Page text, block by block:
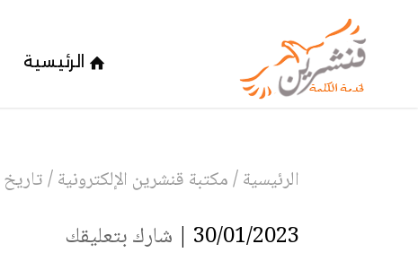
الرئيسية
الرئيسية/مكتبة قنشرين الإلكترونية/
30/01/2023 | شارك بتعليقك